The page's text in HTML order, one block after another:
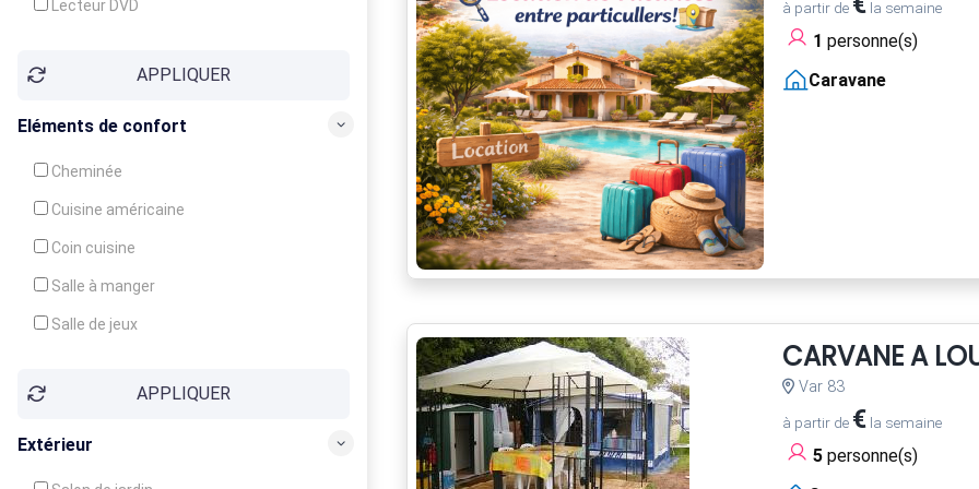
Lecteur DVD
APPLIQUER
Eléments de confort
Cheminée
Cuisine américaine
Coin cuisine
Salle à manger
Salle de jeux
Balcon / Terrasse
APPLIQUER
Extérieur
à partir de la semaine
1 personne(s)
Caravane
CARVANE A
Var 83
à partir de €la semaine
5personne(s)